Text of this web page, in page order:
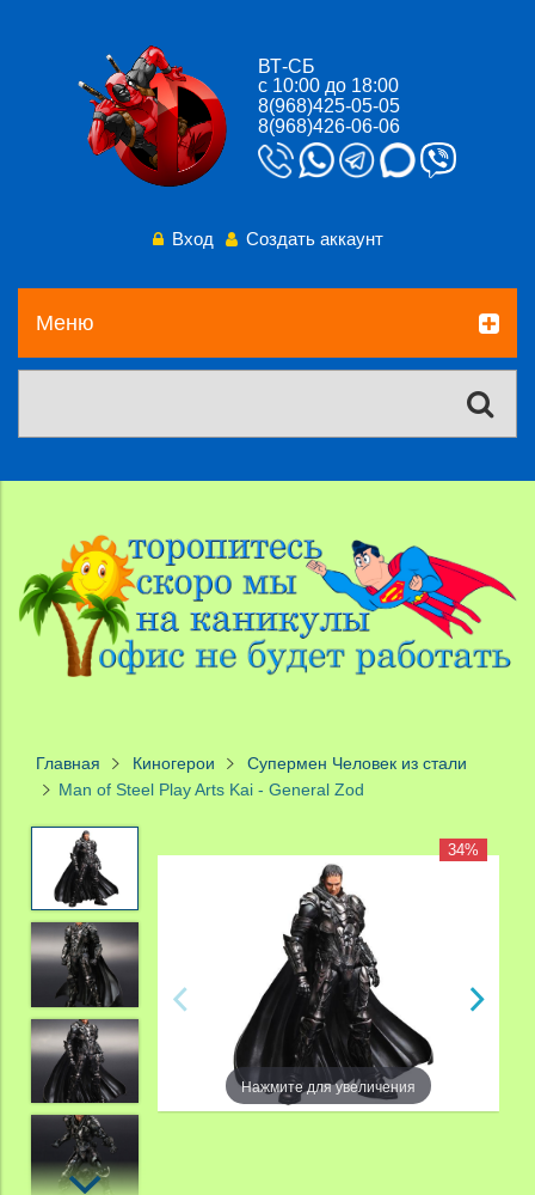
ВТ-СБ
с 10:00 до 18:00
8(968)425-05-05
8(968)426-06-06
Вход Создать аккаунт
Меню
Главная Киногерои
Супермен Человек из стали
Man of Steel Play Arts Kai - General Zod
34%
Нажмите для увеличения